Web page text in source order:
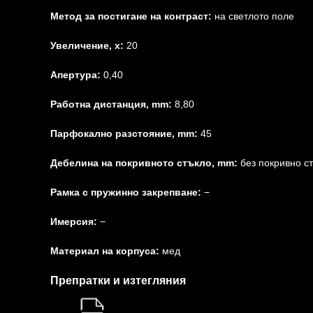
Метод за постигане на контраст: на светлото поле
Увеличение, x: 20
Апертура: 0,40
Работна дистанция, mm: 8,80
Парфокално разстояние, mm: 45
Дебелина на покривното стъкло, mm: без покривно
Рамка с пружинно закрепване: −
Имерсия: −
Материал на корпуса: мед
Препратки и изтегляния